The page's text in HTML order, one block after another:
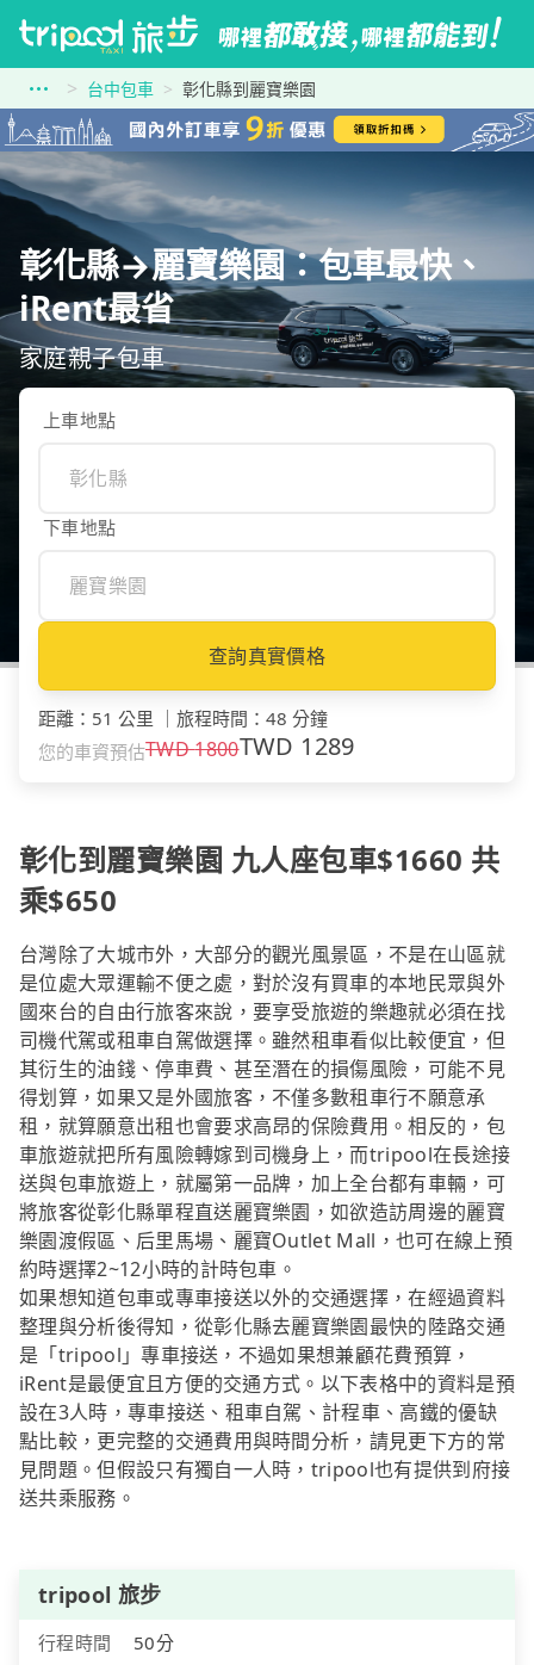
台中包車 彰化縣到麗寶樂園
彰化縣→麗寶樂園：包車最快、
iRent最省
家庭親子包車
上車地點
下車地點
查詢真實價格
距離 ： 51 公里 旅程時間 ： 48 分鐘
您的車資預估TWD1800TWD 1289
彰化到麗寶樂園 九人座包車$1660 共
乘$650
台灣除了大城市外，大部分的觀光風景區，不是在山區就
是位處大眾運輸不便之處，對於沒有買車的本地民眾與外
國來台的自由行旅客來說，要享受旅遊的樂趣就必須在找
司機代駕或租車自駕做選擇。雖然租車看似比較便宜，但
其衍生的油錢、停車費、甚至潛在的損傷風險，可能不見
得划算，如果又是外國旅客，不僅多數租車行不願意承
租，就算願意出租也會要求高昂的保險費用。相反的，包
車旅遊就把所有風險轉嫁到司機身上，而tripool在長途接
送與包車旅遊上，就屬第一品牌，加上全台都有車輛，可
將旅客從彰化縣單程直送麗寶樂園，如欲造訪周邊的麗寶
樂園渡假區、后里馬場、麗寶Outlet Mall，也可在線上預
約時選擇2~12小時的計時包車。
如果想知道包車或專車接送以外的交通選擇，在經過資料
整理與分析後得知，從彰化縣去麗寶樂園最快的陸路交通
是「tripool」專車接送，不過如果想兼顧花費預算，
iRent是最便宜且方便的交通方式。以下表格中的資料是預
設在3人時，專車接送、租車自駕、計程車、高鐵的優缺
點比較，更完整的交通費用與時間分析，請見更下方的常
見問題。但假設只有獨自一人時，tripool也有提供到府接
送共乘服務。
tripool 旅步
行程時間
50分